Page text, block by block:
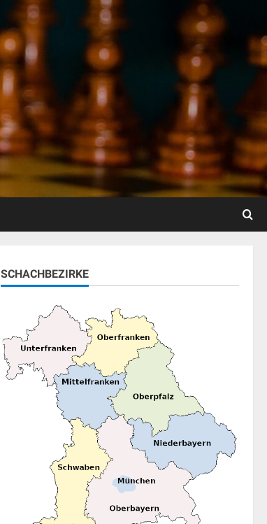
SCHACHBEZIRKE